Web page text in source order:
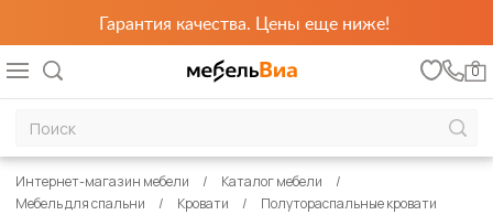
Гарантия качества. Цены еще ниже!
0
Интернет-магазин мебели
Каталог мебели
Мебель для спальни
Кровати Полутораспальные кровати